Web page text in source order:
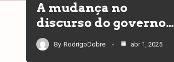
A mudança no
discurso do governo…
By RodrigoDobre abr 1, 2025